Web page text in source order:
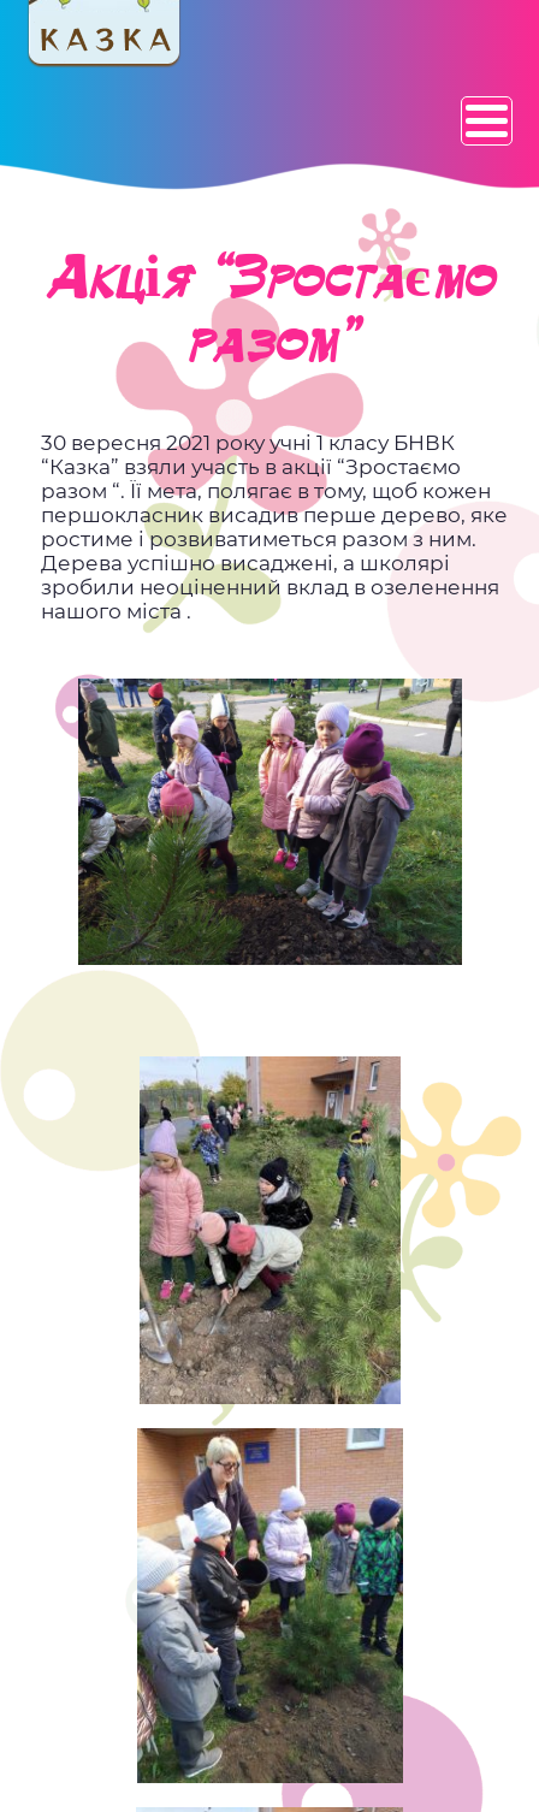
Акція “Зростаємо
разом”
30 вересня 2021 року учні 1 класу БНВК
“Казка” взяли участь в акції “Зростаємо
разом “. Її мета, полягає в тому, щоб кожен
першокласник висадив перше дерево, яке
ростиме і розвиватиметься разом з ним.
Дерева успішно висаджені, а школярі
зробили неоціненний вклад в озеленення
нашого міста .